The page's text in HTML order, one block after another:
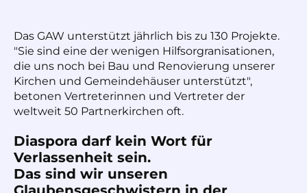
Das GAW unterstützt jährlich bis zu 130 Projekte.
"Sie sind eine der wenigen Hilfsorgranisationen,
die uns noch bei Bau und Renovierung unserer
Kirchen und Gemeindehäuser unterstützt",
betonen Vertreterinnen und Vertreter der
weltweit 50 Partnerkirchen oft.
Diaspora darf kein Wort für
Verlassenheit sein.
Das sind wir unseren